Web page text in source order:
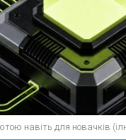
навіть для новачків